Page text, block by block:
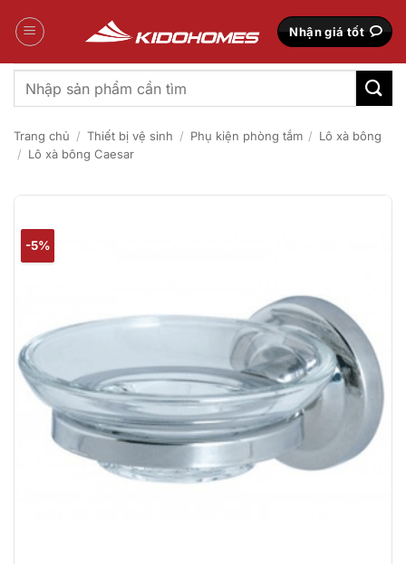
qua
Nhận giá tốt
Tìm
kiếm:
Trang chủ / Thiết bị vệ sinh / Phụ kiện phòng tắm / Lô xà bông
/ Lô xà bông Caesar
-5%